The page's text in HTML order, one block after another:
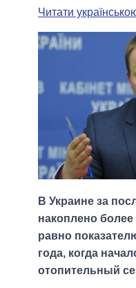
МЭРЫ
ВСЕ ПЕРСОНЫ
Читати
В Украине за
накоплено более
равно
года, когда
отопительный